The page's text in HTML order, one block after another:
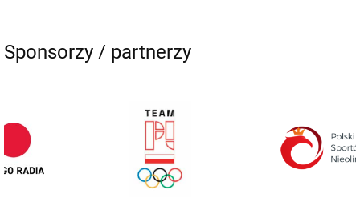
Sponsorzy / partnerzy